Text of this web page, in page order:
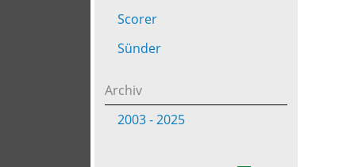
Scorer
Sünder
Archiv
2003 - 2025